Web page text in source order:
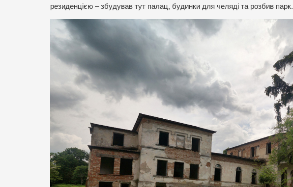
резиденцією – збудував тут палац, будинки для челяді та розбив парк.